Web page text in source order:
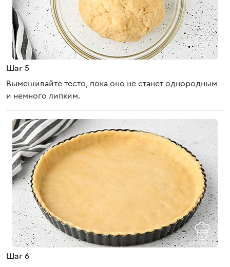
Шаг 5
Вымешивайте тесто, пока оно не станет однородным
и немного липким.
Шаг 6